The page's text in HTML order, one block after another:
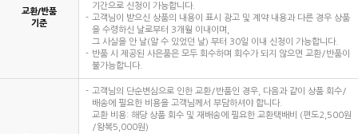
교환/반품
기준
기간으로 신청이 가능합니다.
고객님이 받으신 상품의 내용이 표시 광고 및 계약 내용과 다른 경우 상품
을 수령하신 날로부터 3개월 이내이며,
그 사실을 안 날(알 수 있었던 날) 부터 30일 이내 신청이 가능합니다.
반품 시 제공된 사은품은 모두 회수하며 회수가 되지 않으면 교환/반품이
불가능합니다.
고객님의 단순변심으로 인한 교환/반품인 경우, 다음과 같이 상품 회수/
배송에 필요한 비용을 고객님께서 부담하셔야 합니다.
교환 비용: 해당 상품 회수 및 재배송에 필요한 교환택배비 (편도2,500원
/왕복5,000원)